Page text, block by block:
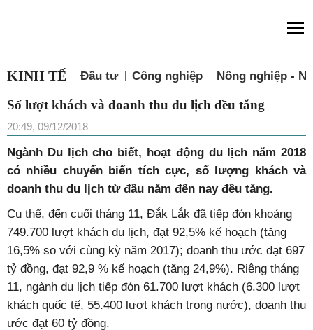
KINH TẾ Đầu tư Công nghiệp Nông nghiệp -
Số lượt khách và doanh thu du lịch đều tăng
20:49, 09/12/2018
Ngành Du lịch cho biết, hoạt động du lịch năm 2018
có nhiều chuyển biến tích cực, số lượng khách và
doanh thu du lịch từ đầu năm đến nay đều tăng.
Cụ thể, đến cuối tháng 11, Đắk Lắk đã tiếp đón khoảng
749.700 lượt khách du lịch, đạt 92,5% kế hoạch (tăng
16,5% so với cùng kỳ năm 2017); doanh thu ước đạt 697
tỷ đồng, đạt 92,9 % kế hoạch (tăng 24,9%). Riêng tháng
11, ngành du lịch tiếp đón 61.700 lượt khách (6.300 lượt
khách quốc tế, 55.400 lượt khách trong nước), doanh thu
ước đạt 60 tỷ đồng.